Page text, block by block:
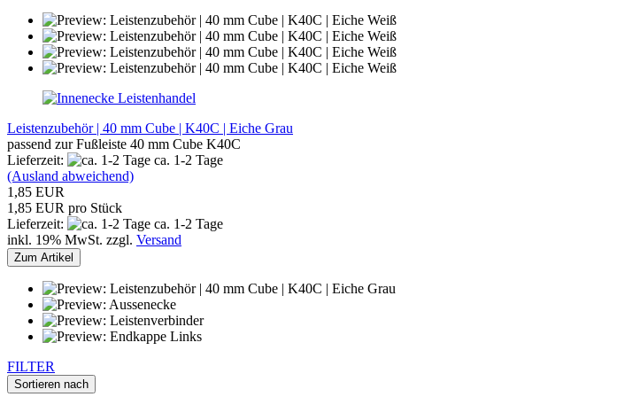
Leistenhandel
Leistenzubehör | 40 mm Cube | K40C | Eiche Grau
passend zur Fußleiste 40 mm Cube K40C
Lieferzeit:
ca. 1-2 Tage
(Ausland abweichend)
1,85 EUR
1,85 EUR pro Stück
Lieferzeit:
ca. 1-2 Tage
inkl. 19% MwSt. zzgl. Versand
Zum Artikel
FILTER
Sortieren nach